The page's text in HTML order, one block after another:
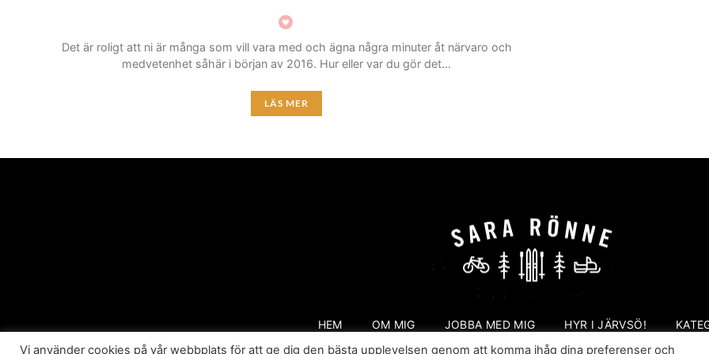
Det är roligt att ni är många som vill vara med och ägna några minuter åt närvaro och
medvetenhet såhär i början av 2016. Hur eller var du gör det…
LÄS MER
HEM OM MIG JOBBA MED MIG HYR I JÄRVSÖ!
Vi använder cookies på vår webbplats för att ge dig den bästa upplevelsen genom att komma ihåg dina preferenser och